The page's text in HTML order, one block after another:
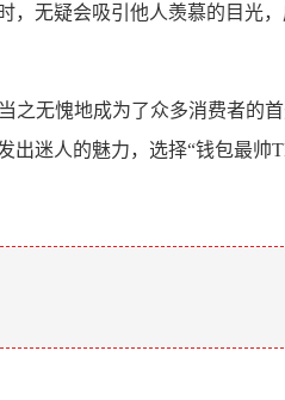
无疑会吸引他人羡慕的目光
无愧地成为了众多消费者的
迷人的魅力，选择“钱包最